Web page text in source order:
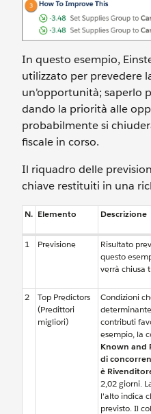
In questo esempio,
utilizzato per prevedere
un'opportunità; saperlo
dando la priorità alle
probabilmente si
fiscale in corso.
Il riquadro delle
chiave restituiti in una
N. Elemento Descrizione
1 Previsione
Risultato
questo
verrà chiusa
2
Top Predictors
(Predittori
migliori)
Condizioni
contributi
esempio, la
Known and
di
è
2,02 giorni.
l'alto indica
previsto. Il